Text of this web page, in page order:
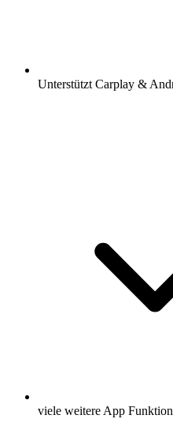
Unterstützt Carplay &
viele weitere App